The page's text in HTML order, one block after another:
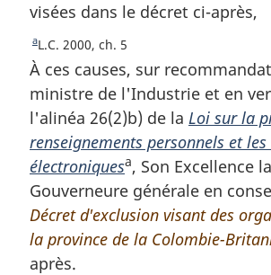
o
t
d
e
b
a
s
d
visées dans le décret ci-après,
R
e
o
u
r
à
l
a
r
é
f
aL.C. 2000, ch. 5
À ces causes, sur
ministre de l'Industrie et en
l'alinéa 26(2)b) de la Loi sur la
renseignements personnels et
électroniquesa, Son Excellence la
Gouverneure générale en
Décret d'exclusion visant des
la province de la Colombie-
après.